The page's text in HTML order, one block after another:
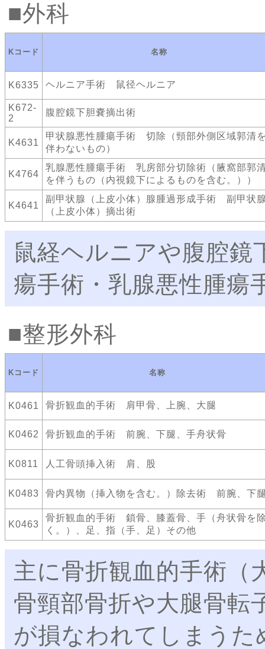
外科
Kコード 名称
K6335 ヘルニア手術 鼠径ヘルニア
K672-
2
腹腔鏡下胆嚢摘出術
K4631
甲状腺悪性腫瘍手術 切除（頸部外側区域郭清
伴わないもの）
K4764
乳腺悪性腫瘍手術 乳房部分切除術（腋窩部郭
を伴うもの（内視鏡下によるものを含む。））
K4641
副甲状腺（上皮小体）腺腫過形成手術 副甲状
（上皮小体）摘出術
鼠経ヘルニアや腹腔鏡
瘍手術・乳腺悪性腫瘍
整形外科
Kコード 名称
K0461 骨折観血的手術 肩甲骨、上腕、大腿
K0462 骨折観血的手術 前腕、下腿、手舟状骨
K0811 人工骨頭挿入術 肩、股
K0483 骨内異物（挿入物を含む。）除去術 前腕、下
K0463
骨折観血的手術 鎖骨、膝蓋骨、手（舟状骨を
く。）、足、指（手、足）その他
主に骨折観血的手術（
骨頸部骨折や大腿骨転
が損なわれてしまう